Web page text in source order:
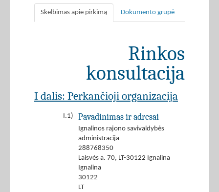
Skelbimas apie pirkimą Dokumento grupė
Rinkos
konsultacija
I dalis: Perkančioji organizacija
I.1) Pavadinimas ir adresai
Ignalinos rajono savivaldybės
administracija
288768350
Laisvės a. 70, LT-30122 Ignalina
Ignalina
30122
LT